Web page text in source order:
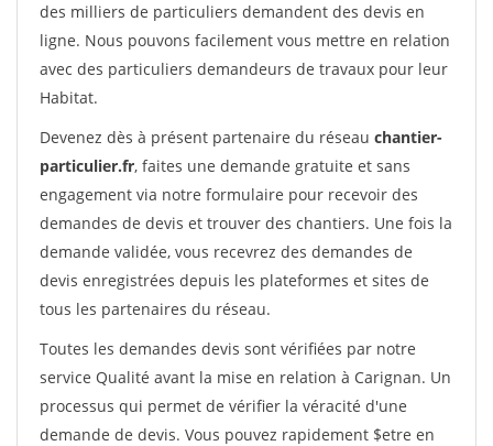
des milliers de particuliers demandent des devis en
ligne. Nous pouvons facilement vous mettre en relation
avec des particuliers demandeurs de travaux pour leur
Habitat.
Devenez dès à présent partenaire du réseau chantier-
particulier.fr, faites une demande gratuite et sans
engagement via notre formulaire pour recevoir des
demandes de devis et trouver des chantiers. Une fois la
demande validée, vous recevrez des demandes de
devis enregistrées depuis les plateformes et sites de
tous les partenaires du réseau.
Toutes les demandes devis sont vérifiées par notre
service Qualité avant la mise en relation à Carignan. Un
processus qui permet de vérifier la véracité d'une
demande de devis. Vous pouvez rapidement $etre en